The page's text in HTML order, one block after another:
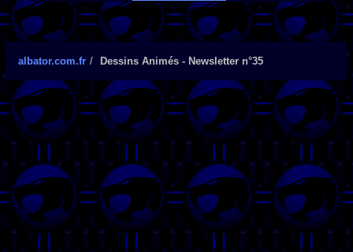
albator.com.fr Dessins Animés - Newsletter n°35